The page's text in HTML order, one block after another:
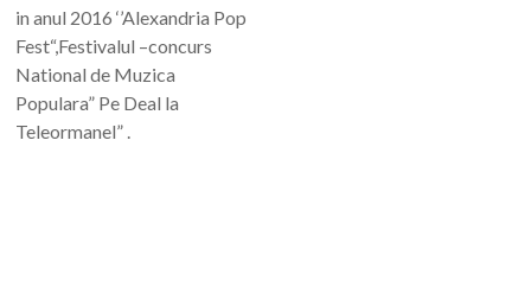
in anul 2016 ‘’Alexandria Pop
Fest“,Festivalul –concurs
National de Muzica
Populara” Pe Deal la
Teleormanel” .